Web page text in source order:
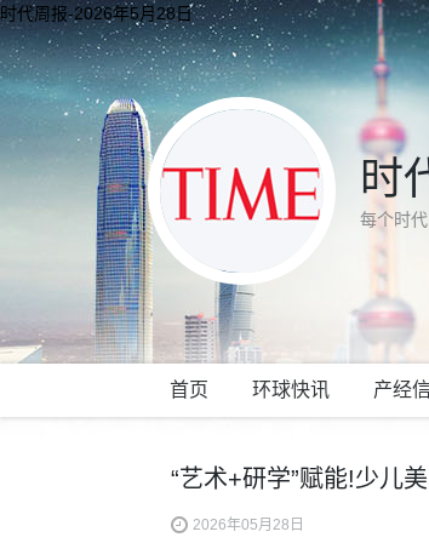
时代周报-2026年5月28日
时
每个时
首页 环球快讯 产经
“艺术+研学”赋能!少儿
2026年05月28日